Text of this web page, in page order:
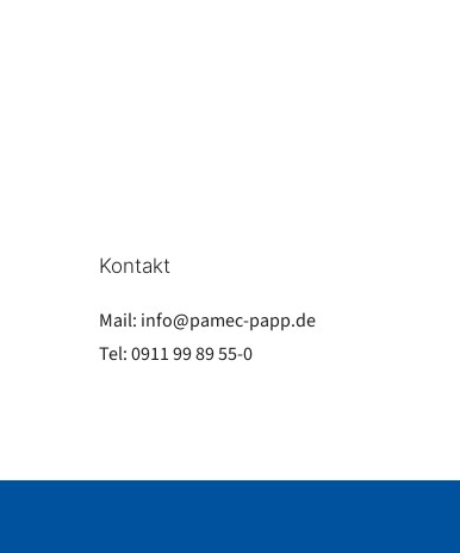
Kontakt
Mail: info@pamec-papp.de
Tel:0911 99 89 55-0